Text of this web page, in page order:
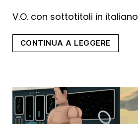
V.O. con sottotitoli in italiano
CONTINUA A LEGGERE